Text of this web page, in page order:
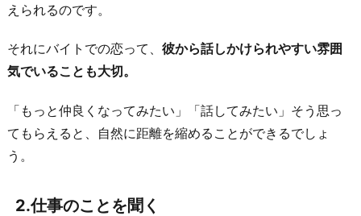
4.
憩
時
えられるのです。
それにバイトでの恋って、 彼から話しかけられやすい雰囲
気でいることも大切。
「もっと仲良くなってみたい」「話してみたい」そう思っ
てもらえると、自然に距離を縮めることができるでしょ
う。
2.仕事のことを聞く